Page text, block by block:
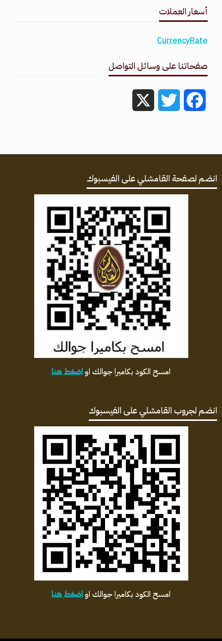
أسعار العملات
CurrencyRate
صفحاتنا على وسائل التواصل
Facebook
Twitter
انضم لصفحة القامشلي على الفيسبوك
امسح الكود بكاميرا جوالك اواضغط هنا
انضم لجروب القامشلي على الفيسبوك
امسح الكود بكاميرا جوالك اواضغط هنا